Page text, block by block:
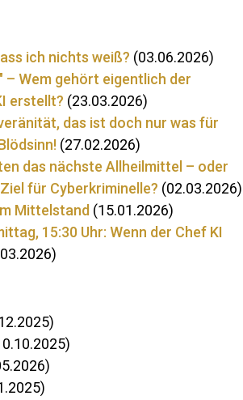
ich nichts weiß? (03.06.2026)
– Wem ge­hört ei­gent­lich der
er­stellt? (23.03.2026)
das ist doch nur was für
(27.02.2026)
das nächste All­heil­mittel – oder
für Cy­ber­kri­mi­nelle? (02.03.2026)
Mit­tel­stand (15.01.2026)
15:30 Uhr: Wenn der Chef KI